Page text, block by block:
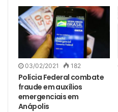
03/02/2021 182
Polícia Federal combate
fraude em auxílios
emergenciais em
Anápolis